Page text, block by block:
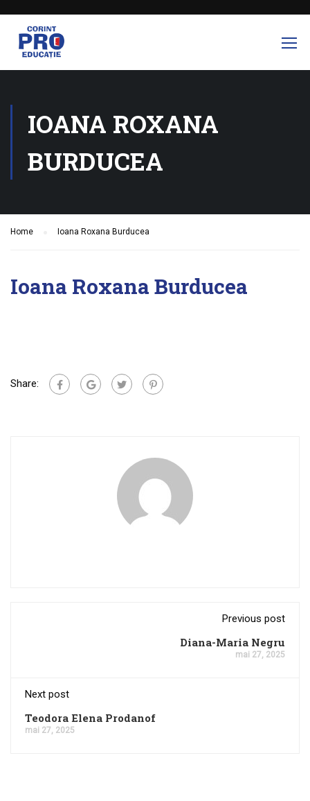
IOANA ROXANA
BURDUCEA
Home Ioana Roxana Burducea
Ioana Roxana Burducea
Share:
Previous post
Diana-Maria Negru
mai 27, 2025
Next post
Teodora Elena Prodanof
mai 27, 2025